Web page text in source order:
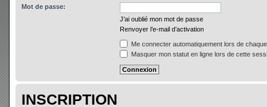
Mot de passe:
J’ai oublié mon mot de passe
Renvoyer l’e-mail d’activation
Me connecter automatiquement lors de
Masquer mon statut en ligne lors de cette
INSCRIPTION